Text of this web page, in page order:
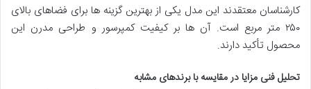
کارشناسان معتقدند این مدل یکی از بهترین گزینه ها برای فضاهای بالای
۲۵۰ متر مربع است. آن ها بر کیفیت کمپرسور و طراحی مدرن این
محصول تأکید دارند.
تحلیل فنی مزایا در مقایسه با برندهای مشابه